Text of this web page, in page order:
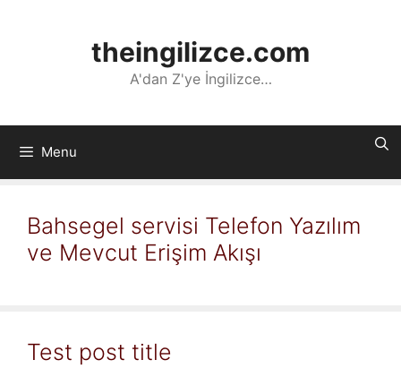
theingilizce.com
A'dan Z'ye İngilizce…
Menu
Bahsegel servisi Telefon Yazılım
ve Mevcut Erişim Akışı
Test post title